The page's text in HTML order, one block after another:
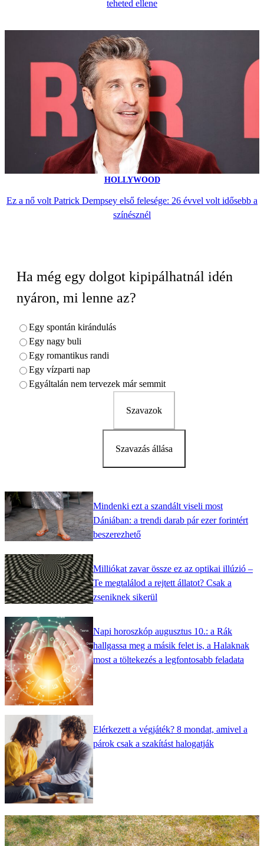
teheted ellene
HOLLYWOOD
Ez a nő volt Patrick Dempsey első felesége: 26 évvel volt idősebb a
színésznél
Ha még egy dolgot kipipálhatnál idén
nyáron, mi lenne az?
Egy spontán kirándulás
Egy nagy buli
Egy romantikus randi
Egy vízparti nap
Egyáltalán nem tervezek már semmit
Szavazok
Szavazás állása
Mindenki ezt a szandált viseli most
Dániában: a trendi darab pár ezer forintért
beszerezhető
Milliókat zavar össze ez az optikai illúzió –
Te megtalálod a rejtett állatot? Csak a
zseniknek sikerül
Napi horoszkóp augusztus 10.: a Rák
hallgassa meg a másik felet is, a Halaknak
most a töltekezés a legfontosabb feladata
Elérkezett a végjáték? 8 mondat, amivel a
párok csak a szakítást halogatják